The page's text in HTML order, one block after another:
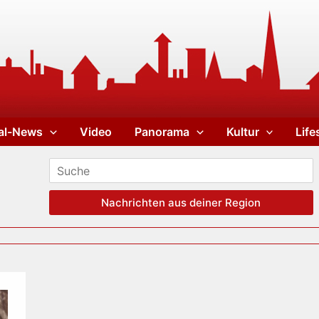
News Video Panorama Kultur
Nachrichten aus deiner Region